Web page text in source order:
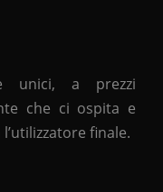
unici, a prezzi
che ci ospita e
finale.